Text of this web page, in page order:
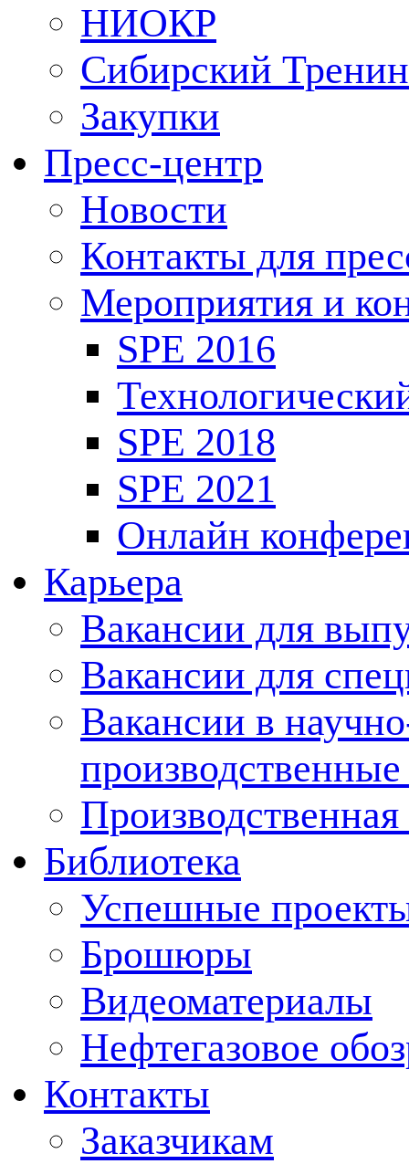
НИОКР
Сибирский
Закупки
Пресс-центр
Новости
Контакты для
Мероприятия и
SPE 2016
SPE 2018
SPE 2021
Онлайн
Карьера
Вакансии для
Вакансии для
Вакансии в
Производственная
Библиотека
Успешные
Брошюры
Видеоматериалы
Нефтегазовое
Контакты
Заказчикам